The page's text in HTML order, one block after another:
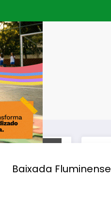
Baixada Fluminense
Itália